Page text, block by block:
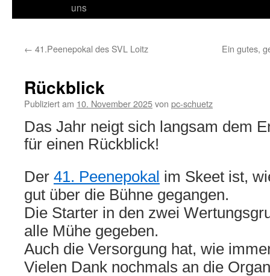
uns
← 41.Peenepokal des SVL Loitz Ein gutes,
Rückblick
Publiziert am 10. November 2025von pc-schuetz
Das Jahr neigt sich langsam dem
für einen Rückblick!
Der 41. Peenepokal im Skeet ist,
gut über die Bühne gegangen.
Die Starter in den zwei
alle Mühe gegeben.
Auch die Versorgung hat, wie
Vielen Dank nochmals an die